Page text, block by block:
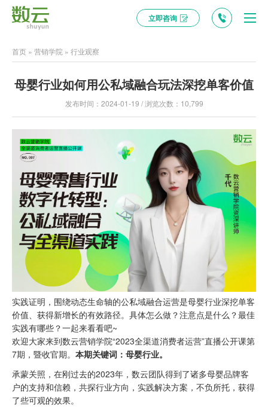
立即咨询
首页 » 营销学院 » 行业观察
母婴行业如何用公私域融合玩法深挖单客价值
发布时间：2024-01-19 / 浏览次数：10,799
实践证明，围绕动态生命轴的公私域融合运营是母婴行业深挖单客
价值、获得新增长的有效路径。具体怎么做？注意点是什么？最佳
实践有哪些？一起来看看吧~
欢迎大家来到数云营销学院“2023全渠道消费者运营”直播公开课第
7期，暨收官期。 本期关键词：母婴行业。
承蒙关照，在刚过去的2023年，数云团队得到了诸多母婴品牌客
户的支持和信赖，共探行业方向，实践解决方案，不负所托，获得
了些可观的效果。